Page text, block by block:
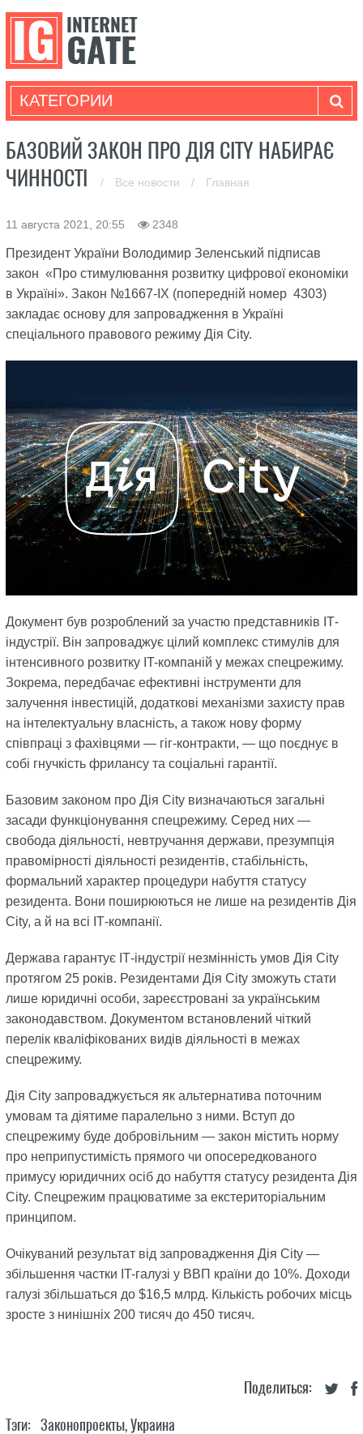
КАТЕГОРИИ
БАЗОВИЙ ЗАКОН ПРО ДІЯ CITY НАБИРАЄ
ЧИННОСТІ
/ Все новости / Главная
11 августа 2021, 20:55 2348
Президент України Володимир Зеленський підписав
закон «Про стимулювання розвитку цифрової економіки
в Україні». Закон №1667-IX (попередній номер 4303)
закладає основу для запровадження в Україні
спеціального правового режиму Дія City.
Документ був розроблений за участю представників ІТ-
індустрії. Він запроваджує цілий комплекс стимулів для
інтенсивного розвитку IT-компаній у межах спецрежиму.
Зокрема, передбачає ефективні інструменти для
залучення інвестицій, додаткові механізми захисту прав
на інтелектуальну власність, а також нову форму
співпраці з фахівцями — гіг-контракти, — що поєднує в
собі гнучкість фрилансу та соціальні гарантії.
Базовим законом про Дія City визначаються загальні
засади функціонування спецрежиму. Серед них —
свобода діяльності, невтручання держави, презумпція
правомірності діяльності резидентів, стабільність,
формальний характер процедури набуття статусу
резидента. Вони поширюються не лише на резидентів Дія
City, а й на всі ІТ-компанії.
Держава гарантує ІТ-індустрії незмінність умов Дія City
протягом 25 років. Резидентами Дія City зможуть стати
лише юридичні особи, зареєстровані за українським
законодавством. Документом встановлений чіткий
перелік кваліфікованих видів діяльності в межах
спецрежиму.
Дія City запроваджується як альтернатива поточним
умовам та діятиме паралельно з ними. Вступ до
спецрежиму буде добровільним — закон містить норму
про неприпустимість прямого чи опосередкованого
примусу юридичних осіб до набуття статусу резидента Дія
City. Спецрежим працюватиме за екстериторіальним
принципом.
Очікуваний результат від запровадження Дія City —
збільшення частки IT-галузі у ВВП країни до 10%. Доходи
галузі збільшаться до $16,5 млрд. Кількість робочих місць
зросте з нинішніх 200 тисяч до 450 тисяч.
Поделиться:
Тэги: Законопроекты,Украина